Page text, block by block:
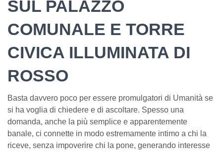
SUL PALAZZO
COMUNALE E TORRE
CIVICA ILLUMINATA DI
ROSSO
Basta davvero poco per essere promulgatori di Umanità se
si ha voglia di chiedere e di ascoltare. Spesso una
domanda, anche la più semplice e apparentemente
banale, ci connette in modo estremamente intimo a chi la
riceve, senza impoverire chi la pone, generando interesse